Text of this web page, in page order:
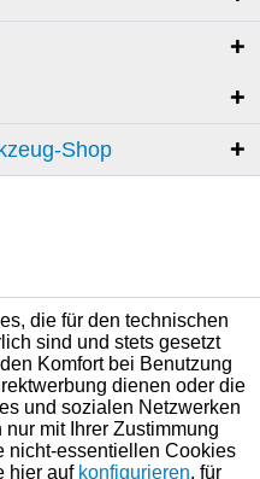
Shop
die für den technischen
sind und stets gesetzt
Komfort bei Benutzung
dienen oder die
und sozialen Netzwerken
mit Ihrer Zustimmung
nicht-essentiellen Cookies
hier auf konfigurieren, für